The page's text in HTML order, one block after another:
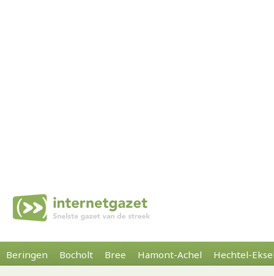
Beringen Bocholt Bree Hamont-Achel Hechtel-